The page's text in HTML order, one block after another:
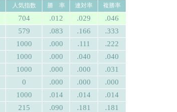
人気指数 勝 率 連対率
複勝率
704 .012 .029 .046
579 .083 .166 .333
1000 .000 .111 .222
1000 .000 .040 .040
1000 .000 .000 .031
0 .000 .000 .000
1000 .014 .014 .014
215 .090 .181 .181